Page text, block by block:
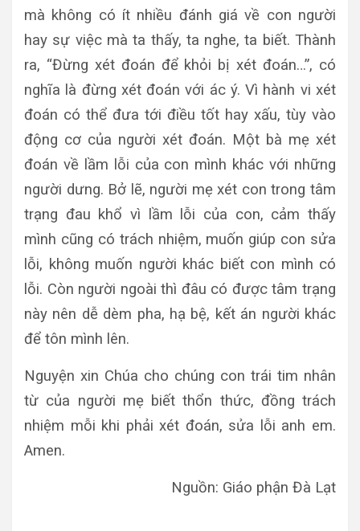
mà không có ít nhiều đánh giá về con người
hay sự việc mà ta thấy, ta nghe, ta biết. Thành
ra, “Đừng xét đoán để khỏi bị xét đoán…”, có
nghĩa là đừng xét đoán với ác ý. Vì hành vi xét
đoán có thể đưa tới điều tốt hay xấu, tùy vào
động cơ của người xét đoán. Một bà mẹ xét
đoán về lầm lỗi của con mình khác với những
người dưng. Bở lẽ, người mẹ xét con trong tâm
trạng đau khổ vì lầm lỗi của con, cảm thấy
mình cũng có trách nhiệm, muốn giúp con sửa
lỗi, không muốn người khác biết con mình có
lỗi. Còn người ngoài thì đâu có được tâm trạng
này nên dễ dèm pha, hạ bệ, kết án người khác
để tôn mình lên.
Nguyện xin Chúa cho chúng con trái tim nhân
từ của người mẹ biết thổn thức, đồng trách
nhiệm mỗi khi phải xét đoán, sửa lỗi anh em.
Amen.
Nguồn: Giáo phận Đà Lạt